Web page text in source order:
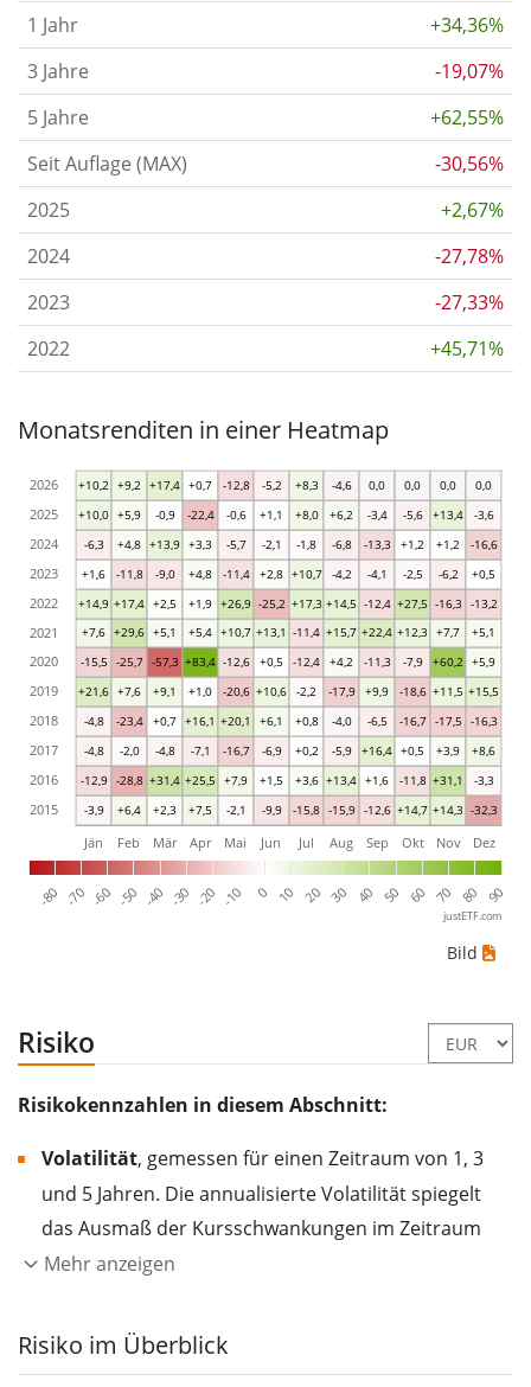
1 Jahr
+34,36%
3 Jahre
-19,07%
5 Jahre
+62,55%
Seit Auflage (MAX)
-30,56%
2025
+2,67%
2024
-27,78%
2023
-27,33%
2022
+45,71%
Monatsrenditen in einer Heatmap
-3,9 +6,4 +2,3 +7,5 -2,1 -9,9 -15,8 -15,9 -12,6 +14,7 +14,3 -32,3
-12,9 -28,8 +31,4 +25,5 +7,9 +1,5 +3,6 +13,4 +1,6 -11,8 +31,1 -3,3
-4,8 -2,0 -4,8 -7,1 -16,7 -6,9 +0,2 -5,9 +16,4 +0,5 +3,9 +8,6
-4,8 -23,4 +0,7 +16,1 +20,1 +6,1 +0,8 -4,0 -6,5 -16,7 -17,5 -16,3
+21,6 +7,6 +9,1 +1,0 -20,6 +10,6 -2,2 -17,9 +9,9 -18,6 +11,5 +15,5
-15,5 -25,7 -57,3 +83,4 -12,6 +0,5 -12,4 +4,2 -11,3 -7,9 +60,2 +5,9
+7,6 +29,6 +5,1 +5,4 +10,7 +13,1 -11,4 +15,7 +22,4 +12,3 +7,7 +5,1
+14,9 +17,4 +2,5 +1,9 +26,9 -25,2 +17,3 +14,5 -12,4 +27,5 -16,3 -13,2
+1,6 -11,8 -9,0 +4,8 -11,4 +2,8 +10,7 -4,2 -4,1 -2,5 -6,2 +0,5
-6,3 +4,8 +13,9 +3,3 -5,7 -2,1 -1,8 -6,8 -13,3 +1,2 +1,2 -16,6
+10,0 +5,9 -0,9 -22,4 -0,6 +1,1 +8,0 +6,2 -3,4 -5,6 +13,4 -3,6
+10,2 +9,2 +17,4 +0,7 -12,8 -5,2 +8,3 -4,6 0,0 0,0 0,0 0,0
-80 -70 -60 -50 -40 -30 -20 -10 0 10 20 30 40 50 60 70 80 90
Jän Feb Mär Apr Mai Jun Jul Aug Sep Okt Nov Dez
2015
2016
2017
2018
2019
2020
2021
2022
2023
2024
2025
2026
justETF.com
Bild
Risiko
Risikokennzahlen in diesem Abschnitt:
Volatilität, gemessen für einen Zeitraum von 1, 3
und 5 Jahren. Die annualisierte Volatilität spiegelt
das Ausmaß der Kursschwankungen im Zeitraum
eines Jahres wider.
Aktie, des ETF, usw.) in der Vergangenheit
Mehr anzeigen
Risiko im Überblick